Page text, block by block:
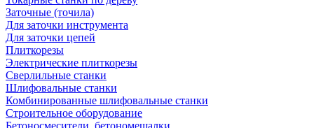
Заточные (точила)
Для заточки инструмента
Для заточки цепей
Плиткорезы
Электрические плиткорезы
Сверлильные станки
Шлифовальные станки
Комбинированные шлифовальные станки
Строительное оборудование
Бетоносмесители, бетономешалки